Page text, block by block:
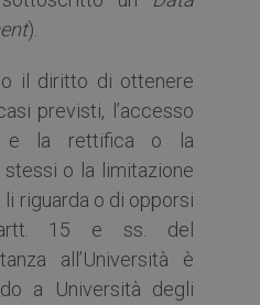
).
il diritto di ottenere
previsti, l’accesso
e la rettifica o la
o la limitazione
riguarda o di opporsi
15 e ss. del
all’Università è
a Università degli